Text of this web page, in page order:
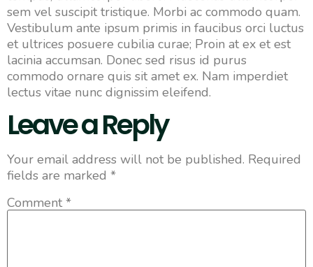
sem vel suscipit tristique. Morbi ac commodo quam.
Vestibulum ante ipsum primis in faucibus orci luctus
et ultrices posuere cubilia curae; Proin at ex et est
lacinia accumsan. Donec sed risus id purus
commodo ornare quis sit amet ex. Nam imperdiet
lectus vitae nunc dignissim eleifend.
Leave a Reply
Your email address will not be published. Required
fields are marked *
Comment*